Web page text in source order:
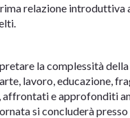
relazione introduttiva
la complessità
lavoro, educazione,
affrontati e approfonditi
si concluderà